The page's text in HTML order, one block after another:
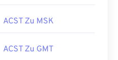
ACST Zu MSK
ACST Zu GMT